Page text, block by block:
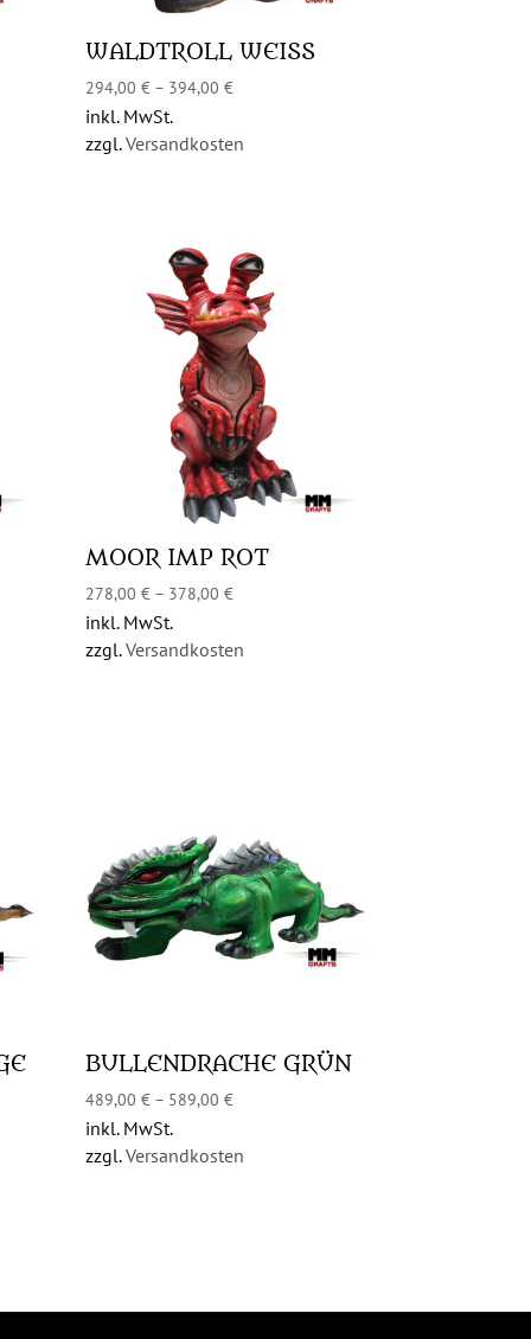
WALDTROLL WEISS
294,00€ – 394,00€
inkl. MwSt.
zzgl.Versandkosten
MOOR IMP ROT
278,00€ – 378,00€
inkl. MwSt.
zzgl.Versandkosten
BULLENDRACHE GRÜN
489,00€ – 589,00€
inkl. MwSt.
zzgl.Versandkosten